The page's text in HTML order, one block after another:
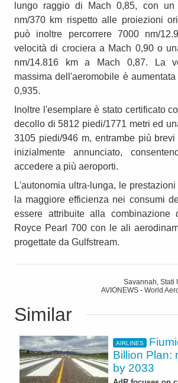
lungo raggio di Mach 0,85, con
nm/370 km rispetto alle proiezioni
può inoltre percorrere 7000 nm/
velocità di crociera a Mach 0,90 o
nm/14.816 km a Mach 0,87. La
massima dell'aeromobile è
0,935.
Inoltre l'esemplare è stato certificato
decollo di 5812 piedi/1771 metri ed
3105 piedi/946 m, entrambe più
inizialmente annunciato,
accedere a più aeroporti.
L'autonomia ultra-lunga, le
la maggiore efficienza nei consumi
essere attribuite alla combinazione
Royce Pearl 700 con le ali
progettate da Gulfstream.
Savannah, Stati
AVIONEWS - World
Similar
AIRLINES
Billion Plan:
by 2033